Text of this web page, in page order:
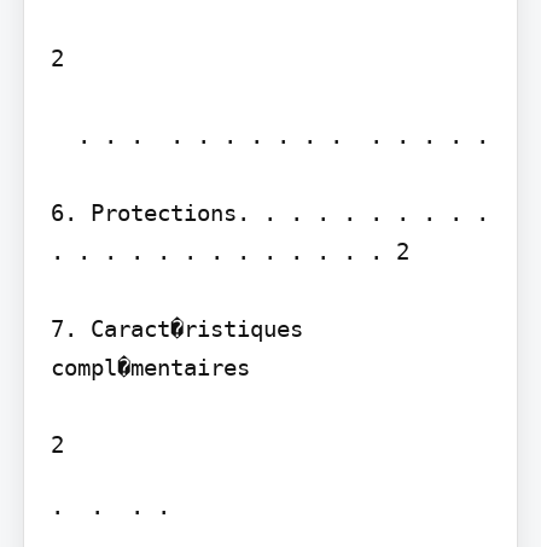
2
6. Protections. . . . . . . . . .
. . . . . . . . . . . . . 2
7. Caract�ristiques
compl�mentaires
.  .  . .